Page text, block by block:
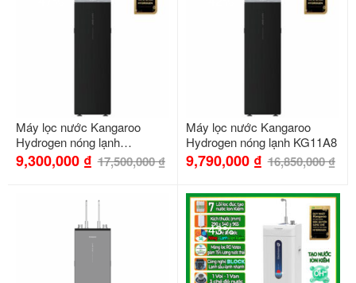
Máy lọc nước Kangaroo
Hydrogen nóng lạnh
KG11A18
9,300,000 ₫ 17,500,000₫
Máy lọc nước Kangaroo
Hydrogen nóng lạnh KG11A8
9,790,000 ₫ 16,850,000₫
-43%